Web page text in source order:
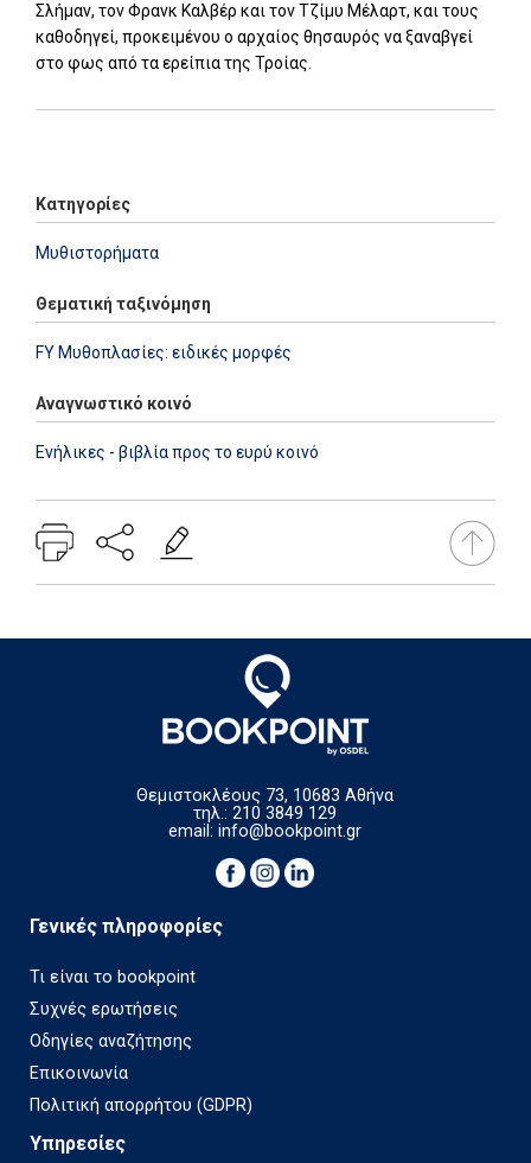
Σλήμαν, τον Φρανκ Καλβέρ και τον Τζίμυ Μέλαρτ, και τους
καθοδηγεί, προκειμένου ο αρχαίος θησαυρός να ξαναβγεί
στο φως από τα ερείπια της Τροίας.
Κατηγορίες
Μυθιστορήματα
Θεματική ταξινόμηση
FY Μυθοπλασίες: ειδικές μορφές
Αναγνωστικό κοινό
Ενήλικες - βιβλία προς το ευρύ κοινό
Θεμιστοκλέους 73, 10683 Αθήνα
τηλ.: 210 3849 129
email:info@bookpoint.gr
Γενικές πληροφορίες
Τι είναι το bookpoint
Συχνές ερωτήσεις
Οδηγίες αναζήτησης
Επικοινωνία
Πολιτική απορρήτου (GDPR)
Υπηρεσίες